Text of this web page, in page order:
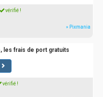
vérifié !
» Pixmania
les frais de port gratuits
vérifié !